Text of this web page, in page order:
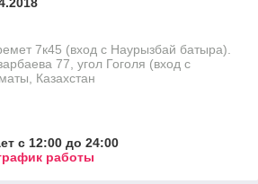
7к45 (вход с Наурызбай батыра).
77, угол Гоголя (вход с
Казахстан
с 12:00 до 24:00
работы